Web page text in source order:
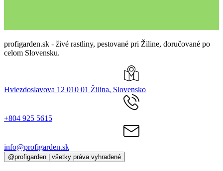
profigarden.sk - živé rastliny, pestované pri Žiline, doručované po
celom Slovensku.
Hviezdoslavova 12 010 01 Žilina, Slovensko
+804 925 5615
info@profigarden.sk
@profigarden | všetky práva vyhradené